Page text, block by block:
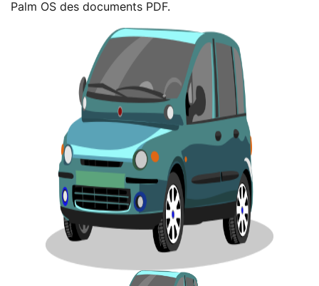
Palm OS des documents PDF.